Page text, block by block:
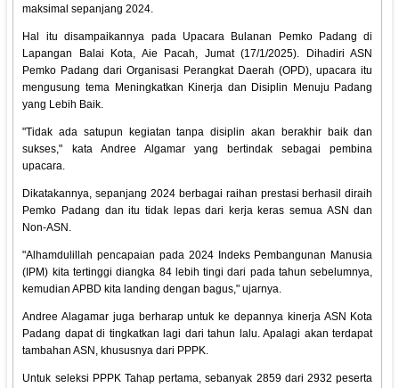
maksimal sepanjang 2024.
Hal itu disampaikannya pada Upacara Bulanan Pemko Padang di
Lapangan Balai Kota, Aie Pacah, Jumat (17/1/2025). Dihadiri ASN
Pemko Padang dari Organisasi Perangkat Daerah (OPD), upacara itu
mengusung tema Meningkatkan Kinerja dan Disiplin Menuju Padang
yang Lebih Baik.
"Tidak ada satupun kegiatan tanpa disiplin akan berakhir baik dan
sukses," kata Andree Algamar yang bertindak sebagai pembina
upacara.
Dikatakannya, sepanjang 2024 berbagai raihan prestasi berhasil diraih
Pemko Padang dan itu tidak lepas dari kerja keras semua ASN dan
Non-ASN.
"Alhamdulillah pencapaian pada 2024 Indeks Pembangunan Manusia
(IPM) kita tertinggi diangka 84 lebih tingi dari pada tahun sebelumnya,
kemudian APBD kita landing dengan bagus," ujarnya.
Andree Alagamar juga berharap untuk ke depannya kinerja ASN Kota
Padang dapat di tingkatkan lagi dari tahun lalu. Apalagi akan terdapat
tambahan ASN, khususnya dari PPPK.
Untuk seleksi PPPK Tahap pertama, sebanyak 2859 dari 2932 peserta